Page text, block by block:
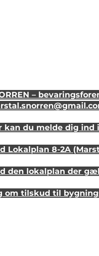
–
kan du melde dig ind i
Lokalplan 8-2A
den lokalplan der
om tilskud til